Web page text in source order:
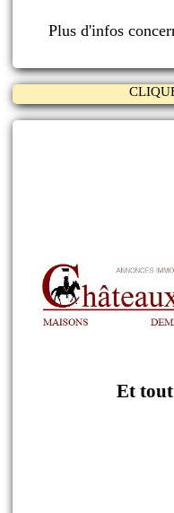
Plus d'infos
Et